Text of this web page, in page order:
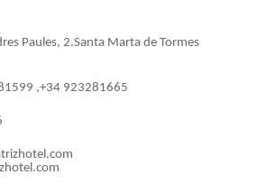
Paules, 2.Santa Marta de Tormes
,+34 923281665